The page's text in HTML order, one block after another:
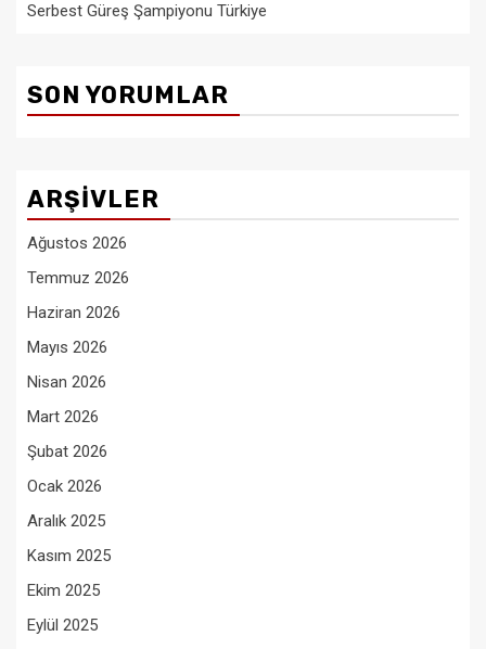
Serbest Güreş Şampiyonu Türkiye
SON YORUMLAR
ARŞIVLER
Ağustos 2026
Temmuz 2026
Haziran 2026
Mayıs 2026
Nisan 2026
Mart 2026
Şubat 2026
Ocak 2026
Aralık 2025
Kasım 2025
Ekim 2025
Eylül 2025